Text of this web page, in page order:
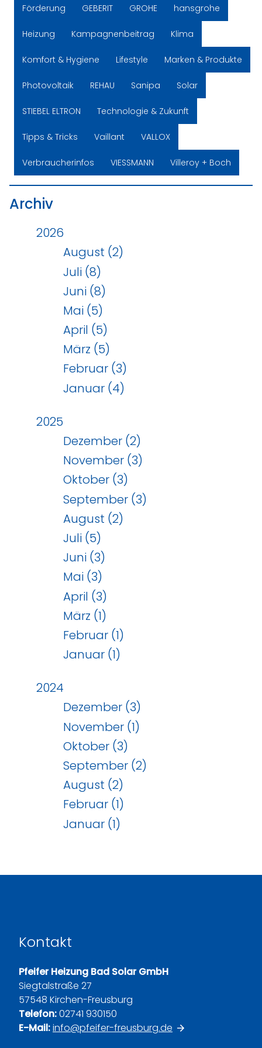
Förderung GEBERIT GROHE hansgrohe
Heizung Kampagnenbeitrag Klima
Komfort & Hygiene Lifestyle Marken & Produkte
Photovoltaik REHAU Sanipa Solar
STIEBEL ELTRON Technologie & Zukunft
Tipps & Tricks Vaillant VALLOX
Verbraucherinfos VIESSMANN Villeroy + Boch
Archiv
2026
August (2)
Juli (8)
Juni (8)
Mai (5)
April (5)
März (5)
Februar (3)
Januar (4)
2025
Dezember (2)
November (3)
Oktober (3)
September (3)
August (2)
Juli (5)
Juni (3)
Mai (3)
April (3)
März (1)
Februar (1)
Januar (1)
2024
Dezember (3)
November (1)
Oktober (3)
September (2)
August (2)
Februar (1)
Januar (1)
Kontakt
Pfeifer Heizung Bad Solar GmbH
Siegtalstraße 27
57548 Kirchen-Freusburg
Telefon:02741 930150
E-Mail:info@pfeifer-freusburg.de